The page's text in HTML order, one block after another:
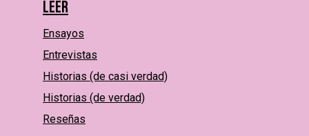
Leer
Ensayos
Entrevistas
Historias (de casi verdad)
Historias (de verdad)
Reseñas